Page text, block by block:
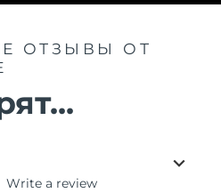
ОТЗЫВЫ
ОТ
Write a review